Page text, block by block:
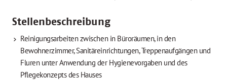
Stellenbeschreibung
Reinigungsarbeiten zwischen in Büroräumen, in den
Bewohnerzimmer, Sanitäreinrichtungen, Treppenaufgängen und
Fluren unter Anwendung der Hygienevorgaben und des
Pflegekonzepts des Hauses